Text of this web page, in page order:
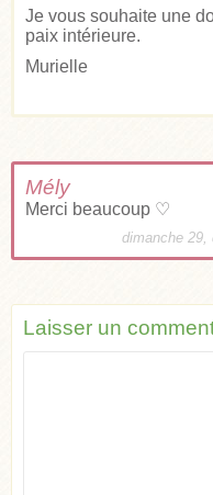
Je vous souhaite une
paix intérieure.
Murielle
Mély
Merci beaucoup ♡
dimanche 29,
Laisser un